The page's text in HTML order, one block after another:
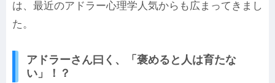
は、最近のアドラー心理学人気からも広まってきまし
た。
アドラーさん曰く、「褒めると人は育たな
い」！？